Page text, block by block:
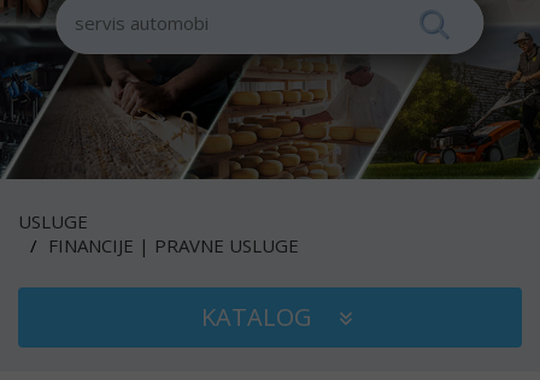
USLUGE
FINANCIJE | PRAVNE USLUGE
KATALOG